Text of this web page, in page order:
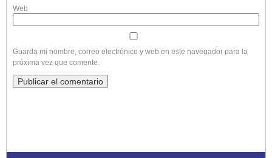
Web
Guarda mi nombre, correo electrónico y web en este navegador para la
próxima vez que comente.